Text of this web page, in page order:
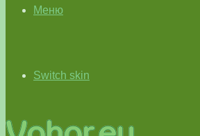
Меню
Switch skin